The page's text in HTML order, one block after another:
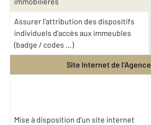
Assurer l'attribution des dispositifs
individuels d'accès aux immeubles
(badge / codes …)
Site Internet de l’Agence
Mise à disposition d’un site internet